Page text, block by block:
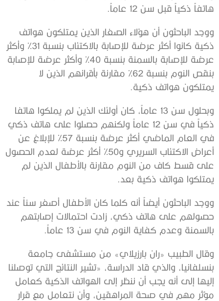
هاتفاً ذكياً قبل سن 12 عاماً.
ووجد الباحثون أن هؤلاء الصغار الذين يمتلكون هواتف
ذكية كانوا أكثر عرضة للإصابة بالاكتئاب بنسبة 31% وأكثر
عرضة للإصابة بالسمنة بنسبة 40% وأكثر عرضة للإصابة
بنقص النوم بنسبة 62% مقارنة بأقرانهم الذين لا
يمتلكون هواتف ذكية.
وبحلول سن 13 عاماً، كان أولئك الذين لم يملكوا هاتفا
ذكياً في سن 12 عاماً ولكنهم حصلوا على هاتف ذكي
في العام الماضي أكثر عرضة بنسبة 57% للإبلاغ عن
أعراض الاكتئاب السريري و50% أكثر عرضة لعدم الحصول
على قسط كاف من النوم مقارنة بالأطفال الذين لم
يمتلكوا هواتف ذكية بعد.
ووجد الباحثون أيضاً أنه كلما كان الأطفال أصغر سناً عند
حصولهم على هاتف ذكي، زادت احتمالات إصابتهم
بالسمنة وعدم كفاية النوم في سن 13 عاماً.
وقال الطبيب «ران بارزيلاي» من مستشفى جامعة
بنسلفانيا، والذي قاد الدراسة، «تشير النتائج التي توصلنا
إليها إلى أنه يجب أن ننظر إلى الهواتف الذكية كعامل
مؤثر مهم في صحة المراهقين، وأن نتعامل مع قرار